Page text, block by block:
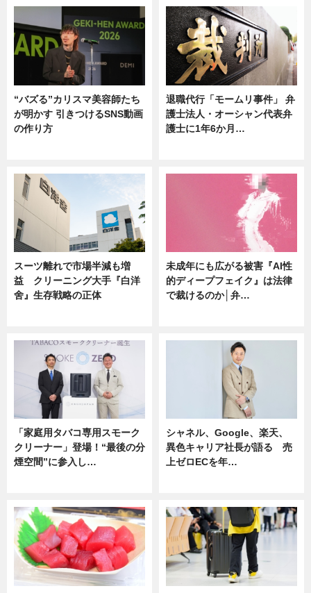
“バズる”カリスマ美容師たち
が明かす 引きつけるSNS動画
の作り方
退職代行「モームリ事件」 弁
護士法人・オーシャン代表弁
護士に1年6か月…
スーツ離れで市場半減も増
益 クリーニング大手『白洋
舍』生存戦略の正体
未成年にも広がる被害『AI性
的ディープフェイク』は法律
で裁けるのか│弁…
「家庭用タバコ専用スモーク
クリーナー」登場！“最後の分
煙空間”に参入し…
シャネル、Google、楽天、
異色キャリア社長が語る 売
上ゼロECを年…